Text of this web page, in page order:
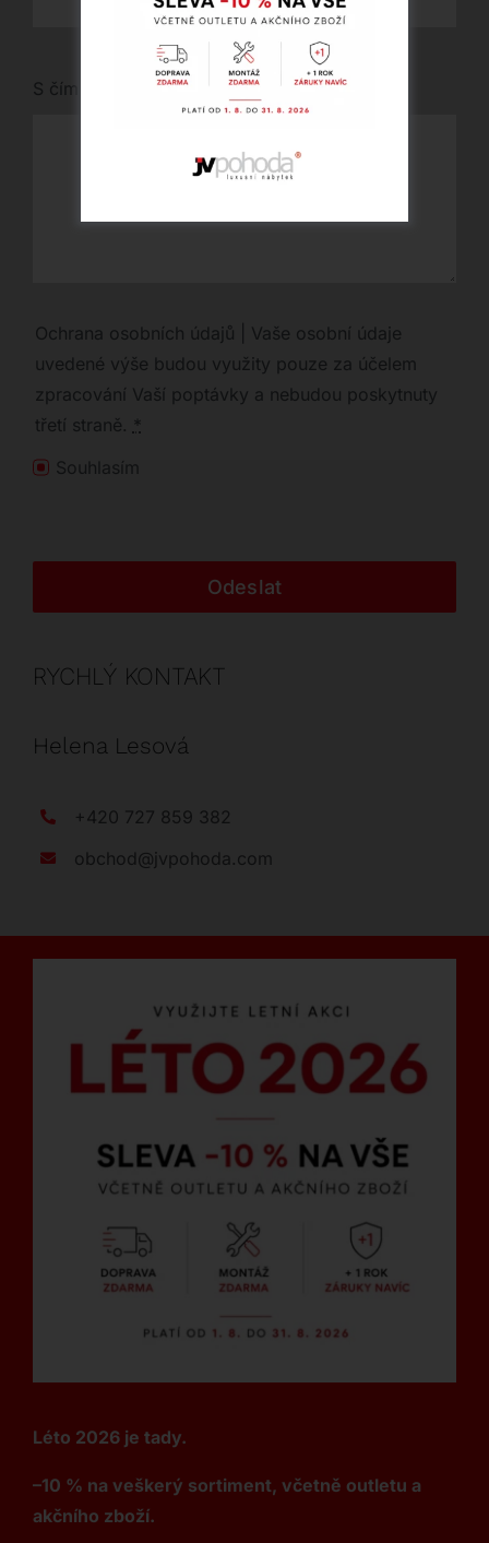
S čím vám můžeme pomoci?
Ochrana osobních údajů | Vaše osobní údaje
uvedené výše budou využity pouze za účelem
zpracování Vaší poptávky a nebudou poskytnuty
třetí straně. *
Souhlasím
Odeslat
RYCHLÝ KONTAKT
Helena Lesová
+420 727 859 382
obchod@jvpohoda.com
Léto 2026 je tady.
–10 % na veškerý sortiment, včetně outletu a
akčního zboží.